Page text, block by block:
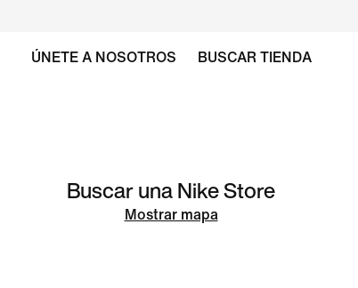
ÚNETE A NOSOTROS BUSCAR TIENDA
Buscar una Nike Store
Mostrar mapa